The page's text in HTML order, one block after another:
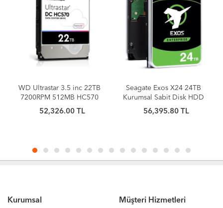
WD Ultrastar 3.5 inc 22TB
7200RPM 512MB HC570
0F48155
WUH722222ALE6L4 Sabit
52,326.00 TL
Seagate Exos X24 24TB
Kurumsal Sabit Disk HDD
SATA 6Gb/s 512MB
Önbellek 7200 RPM 512e
56,395.80 TL
Kurumsal Müşteri Hizmetleri